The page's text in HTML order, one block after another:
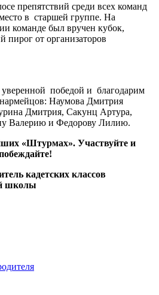
препятствий среди всех команд
в старшей группе. На
команде был вручен кубок,
пирог от организаторов
победой и благодарим
Наумова Дмитрия
Дмитрия, Сакунц Артура,
Валерию и Федорову Лилию.
«Штурмах». Участвуйте и
кадетских классов
средней школы